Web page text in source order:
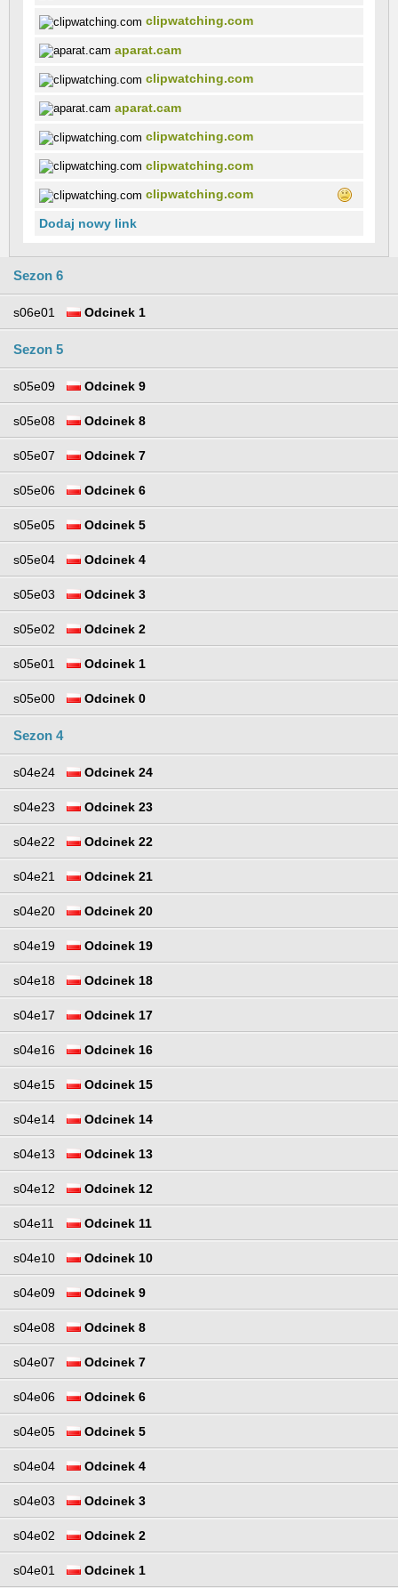
clipwatching.com
aparat.cam
clipwatching.com
aparat.cam
clipwatching.com
clipwatching.com
clipwatching.com
Dodaj nowy link
Sezon 6
s06e01 Odcinek 1
Sezon 5
s05e09 Odcinek 9
s05e08 Odcinek 8
s05e07 Odcinek 7
s05e06 Odcinek 6
s05e05 Odcinek 5
s05e04 Odcinek 4
s05e03 Odcinek 3
s05e02 Odcinek 2
s05e01 Odcinek 1
s05e00 Odcinek 0
Sezon 4
s04e24 Odcinek 24
s04e23 Odcinek 23
s04e22 Odcinek 22
s04e21 Odcinek 21
s04e20 Odcinek 20
s04e19 Odcinek 19
s04e18 Odcinek 18
s04e17 Odcinek 17
s04e16 Odcinek 16
s04e15 Odcinek 15
s04e14 Odcinek 14
s04e13 Odcinek 13
s04e12 Odcinek 12
s04e11 Odcinek 11
s04e10 Odcinek 10
s04e09 Odcinek 9
s04e08 Odcinek 8
s04e07 Odcinek 7
s04e06 Odcinek 6
s04e05 Odcinek 5
s04e04 Odcinek 4
s04e03 Odcinek 3
s04e02 Odcinek 2
s04e01 Odcinek 1